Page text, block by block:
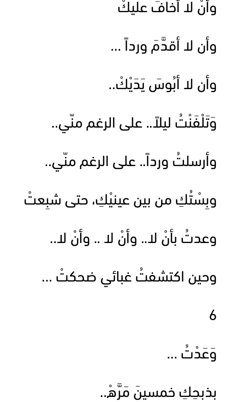
وأنْ لا أخافَ عليكْ
وأن لا أقدَّمَ ورداً …
وأن لا أبُوسَ يَدَيْكْ..
وَتَلْفَنْتُ ليلاً.. على الرغم منّي..
وأرسلتُ ورداً.. على الرغم منّي..
وبِسْتُكِ من بين عينيْكِ، حتى شبِعتْ
وعدتُ بأنْ لا.. وأنْ لا .. وأنْ لا..
وحين اكتشفتُ غبائي ضحكتْ …
6
وَعَدْتُ …
بذبحِكِ خمسينَ مَرَّهْ..